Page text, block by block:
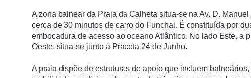
A zona balnear da Praia da Calheta situa-se na Av. D.
cerca de 30 minutos de carro do Funchal. É constituída por
embocadura de acesso ao oceano Atlântico. No lado Este, a
Oeste, situa-se junto à Praceta 24 de Junho.
A praia dispõe de estruturas de apoio que incluem